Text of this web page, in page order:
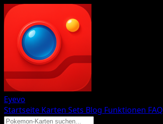
Eyevo
Startseite Karten Sets Blog Funktionen FAQ